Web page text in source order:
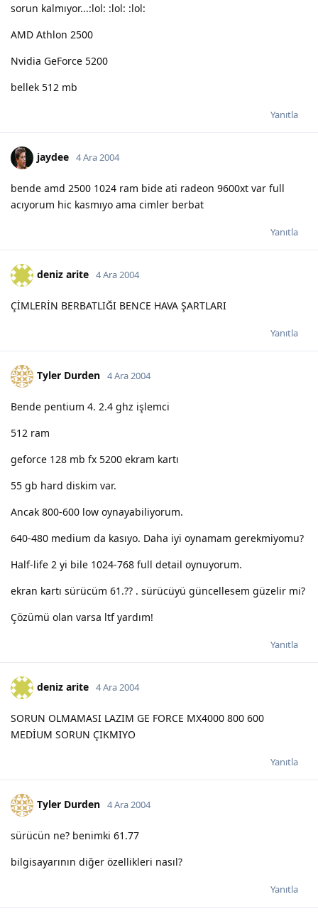
sorun kalmıyor...:lol: :lol: :lol:
AMD Athlon 2500
Nvidia GeForce 5200
bellek 512 mb
Yanıtla
jaydee 4 Ara 2004
bende amd 2500 1024 ram bide ati radeon 9600xt var full
acıyorum hic kasmıyo ama cimler berbat
Yanıtla
deniz arite 4 Ara 2004
ÇİMLERİN BERBATLIĞI BENCE HAVA ŞARTLARI
Yanıtla
Tyler Durden 4 Ara 2004
Bende pentium 4. 2.4 ghz işlemci
512 ram
geforce 128 mb fx 5200 ekram kartı
55 gb hard diskim var.
Ancak 800-600 low oynayabiliyorum.
640-480 medium da kasıyo. Daha iyi oynamam gerekmiyomu?
Half-life 2 yi bile 1024-768 full detail oynuyorum.
ekran kartı sürücüm 61.?? . sürücüyü güncellesem güzelir mi?
Çözümü olan varsa ltf yardım!
Yanıtla
deniz arite 4 Ara 2004
SORUN OLMAMASI LAZIM GE FORCE MX4000 800 600
MEDİUM SORUN ÇIKMIYO
Yanıtla
Tyler Durden 4 Ara 2004
sürücün ne? benimki 61.77
bilgisayarının diğer özellikleri nasıl?
Yanıtla